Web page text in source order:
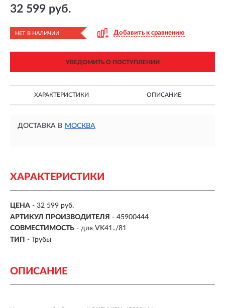
32 599 руб.
НЕТ В НАЛИЧИИ Добавить к сравнению
УВЕДОМИТЬ О ПОСТУПЛЕНИИ
ХАРАКТЕРИСТИКИ ОПИСАНИЕ
ДОСТАВКА В МОСКВА
ХАРАКТЕРИСТИКИ
ЦЕНА - 32 599 руб.
АРТИКУЛ ПРОИЗВОДИТЕЛЯ - 45900444
СОВМЕСТИМОСТЬ - для VK41../81
ТИП - Трубы
ОПИСАНИЕ